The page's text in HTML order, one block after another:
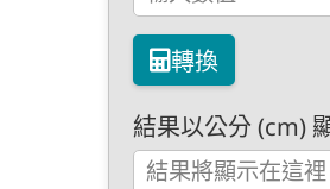
轉換
結果以公分 (cm)